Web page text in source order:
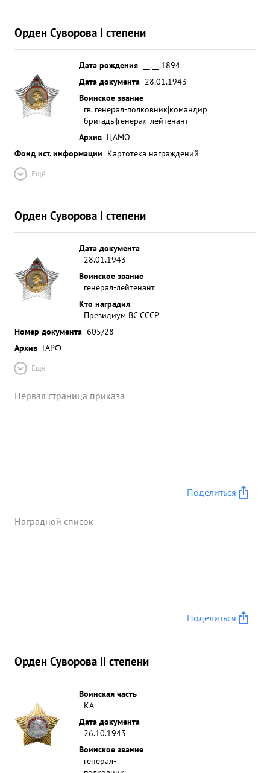
Орден Суворова I степени
Дата рождения
__.__.1894
Дата документа 28.01.1943
Воинское звание
гв. генерал-полковник|командир
бригады|генерал-лейтенант
Архив ЦАМО
Фонд ист. информации Картотека награждений
Ещё
Орден Суворова I степени
Дата документа
28.01.1943
Воинское звание
генерал-лейтенант
Кто наградил
Президиум ВС СССР
Номер документа 605/28
Архив ГАРФ
Ещё
Первая страница приказа
Поделиться
Наградной список
Поделиться
Орден Суворова II степени
Воинская часть
КА
Дата документа
26.10.1943
Воинское звание
генерал-